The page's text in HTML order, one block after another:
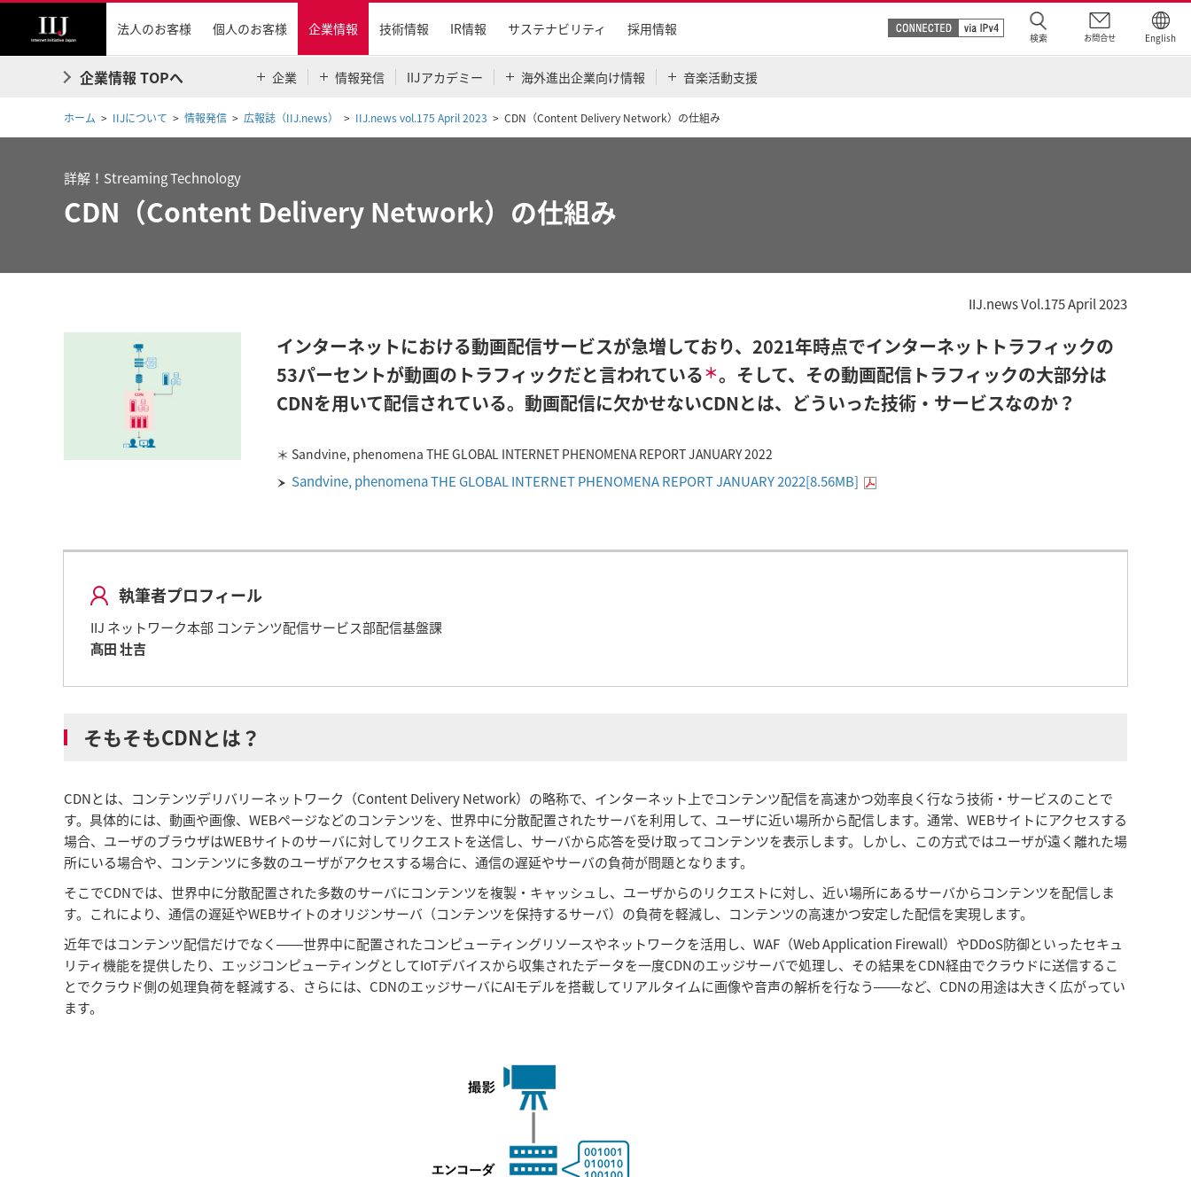
法人のお客様 個人のお客様 企業情報 技術情報 IR情報 サステナビリティ 採用情報
検索 お問合せ English
企業情報 TOPへ 企業 情報発信 IIJアカデミー 海外進出企業向け情報 音楽活動支援
ホーム IIJについて 情報発信 広報誌（IIJ.news） IIJ.news vol.175 April 2023 CDN（Content Delivery Network）の仕組み
詳解！Streaming Technology
CDN（Content Delivery Network）の仕組み
IIJ.news Vol.175 April 2023
インターネットにおける動画配信サービスが急増しており、2021年時点でインターネットトラフィックの
53パーセントが動画のトラフィックだと言われている＊。そして、その動画配信トラフィックの大部分は
CDNを用いて配信されている。動画配信に欠かせないCDNとは、どういった技術・サービスなのか？
＊ Sandvine, phenomena THE GLOBAL INTERNET PHENOMENA REPORT JANUARY 2022
Sandvine, phenomena THE GLOBAL INTERNET PHENOMENA REPORT JANUARY 2022[8.56MB]
執筆者プロフィール
IIJ ネットワーク本部 コンテンツ配信サービス部配信基盤課
髙田 壮吉
そもそもCDNとは？
CDNとは、コンテンツデリバリーネットワーク（Content Delivery Network）の略称で、インターネット上でコンテンツ配信を高速かつ効率良く行なう技術・サービスのことで
す。具体的には、動画や画像、WEBページなどのコンテンツを、世界中に分散配置されたサーバを利用して、ユーザに近い場所から配信します。通常、WEBサイトにアクセスする
場合、ユーザのブラウザはWEBサイトのサーバに対してリクエストを送信し、サーバから応答を受け取ってコンテンツを表示します。しかし、この方式ではユーザが遠く離れた場
所にいる場合や、コンテンツに多数のユーザがアクセスする場合に、通信の遅延やサーバの負荷が問題となります。
そこでCDNでは、世界中に分散配置された多数のサーバにコンテンツを複製・キャッシュし、ユーザからのリクエストに対し、近い場所にあるサーバからコンテンツを配信しま
す。これにより、通信の遅延やWEBサイトのオリジンサーバ（コンテンツを保持するサーバ）の負荷を軽減し、コンテンツの高速かつ安定した配信を実現します。
近年ではコンテンツ配信だけでなく――世界中に配置されたコンピューティングリソースやネットワークを活用し、WAF（Web Application Firewall）やDDoS防御といったセキュ
リティ機能を提供したり、エッジコンピューティングとしてIoTデバイスから収集されたデータを一度CDNのエッジサーバで処理し、その結果をCDN経由でクラウドに送信するこ
とでクラウド側の処理負荷を軽減する、さらには、CDNのエッジサーバにAIモデルを搭載してリアルタイムに画像や音声の解析を行なう――など、CDNの用途は大きく広がってい
ます。